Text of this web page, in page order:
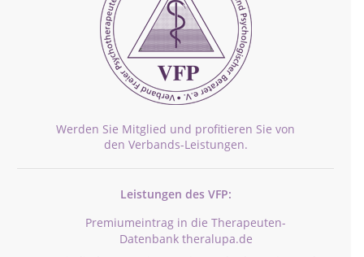
Werden Sie Mitglied und profitieren Sie von
den Verbands-Leistungen.
Leistungen des VFP:
Premiumeintrag in die Therapeuten-
Datenbank theralupa.de